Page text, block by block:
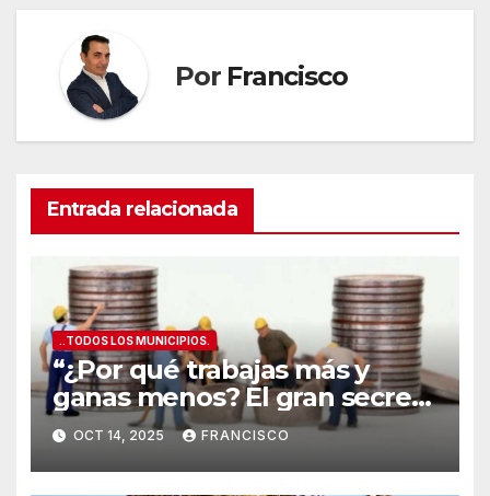
Por Francisco
Entrada relacionada
..TODOS LOS MUNICIPIOS.
“¿Por qué trabajas más y
ganas menos? El gran secreto
de los salarios españoles
”
OCT 14, 2025 FRANCISCO